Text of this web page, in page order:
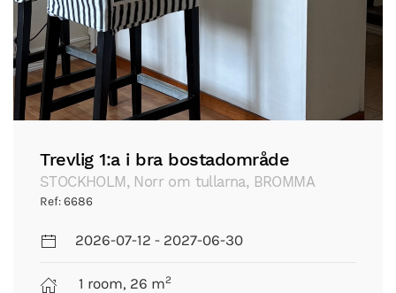
Trevlig 1:a i bra bostadområde
STOCKHOLM, Norr om tullarna, BROMMA
Ref: 6686
2026-07-12 - 2027-06-30
1 room, 26 m2